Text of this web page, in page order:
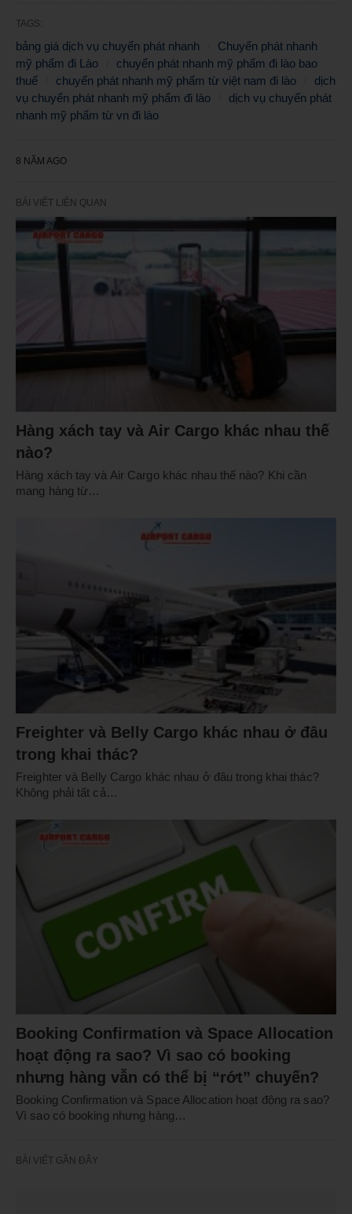
TAGS:
bảng giá dịch vụ chuyển phát nhanh
Chuyển phát nhanh
mỹ phẩm đi Lào
chuyển phát nhanh mỹ phẩm đi lào bao
thuế
chuyển phát nhanh mỹ phẩm từ việt nam đi lào
dịch
vụ chuyển phát nhanh mỹ phẩm đi lào
dịch vụ chuyển phát
nhanh mỹ phẩm từ vn đi lào
8 NĂM AGO
BÀI VIẾT LIÊN QUAN
Hàng xách tay và Air Cargo khác nhau thế
nào?
Hàng xách tay và Air Cargo khác nhau thế nào? Khi cần
mang hàng từ…
Freighter và Belly Cargo khác nhau ở đâu
trong khai thác?
Freighter và Belly Cargo khác nhau ở đâu trong khai thác?
Không phải tất cả…
Booking Confirmation và Space Allocation
hoạt động ra sao? Vì sao có booking
nhưng hàng vẫn có thể bị “rớt” chuyến?
Booking Confirmation và Space Allocation hoạt động ra sao?
Vì sao có booking nhưng hàng…
BÀI VIẾT GẦN ĐÂY